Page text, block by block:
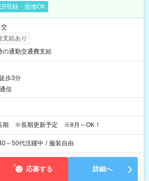
登録・面接OK
支給あり
の通勤交通費支給
歩3分
信
期 ※長期更新予定 ※8月～OK！
～50代活躍中 / 服装自由
応募する 詳細へ